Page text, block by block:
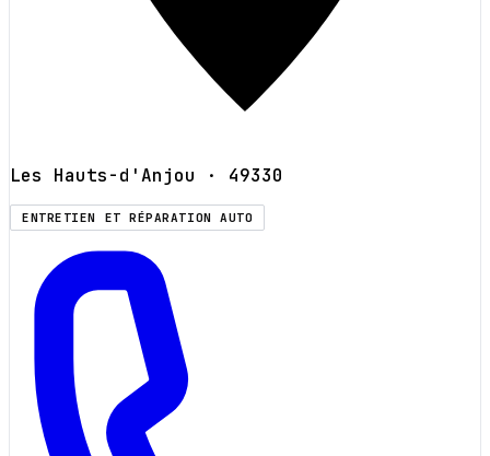
Les Hauts-d'Anjou · 49330
ENTRETIEN ET RÉPARATION AUTO